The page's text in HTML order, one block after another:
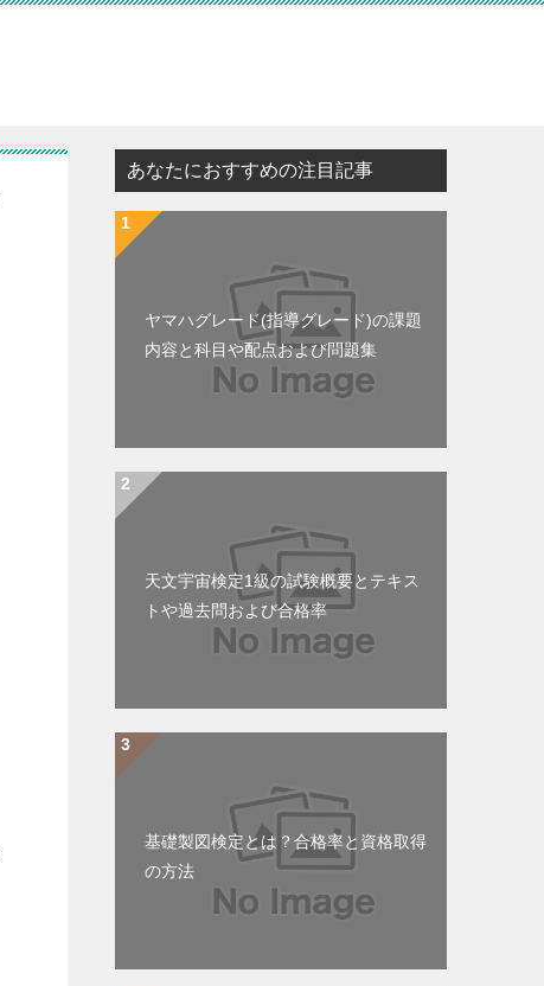
あなたにおすすめの注目記事
ヤマハグレード(指導グレード)の課題
内容と科目や配点および問題集
天文宇宙検定1級の試験概要とテキス
トや過去問および合格率
基礎製図検定とは？合格率と資格取得
の方法